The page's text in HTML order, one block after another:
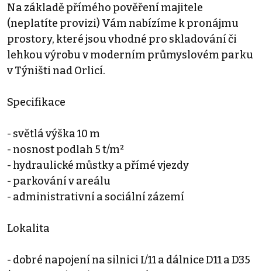
Na základě přímého pověření majitele
(neplatíte provizi) Vám nabízíme k pronájmu
prostory, které jsou vhodné pro skladování či
lehkou výrobu v moderním průmyslovém parku
v Týništi nad Orlicí.
Specifikace
- světlá výška 10 m
- nosnost podlah 5 t/m²
- hydraulické můstky a přímé vjezdy
- parkování v areálu
- administrativní a sociální zázemí
Lokalita
- dobré napojení na silnici I/11 a dálnice D11 a D35